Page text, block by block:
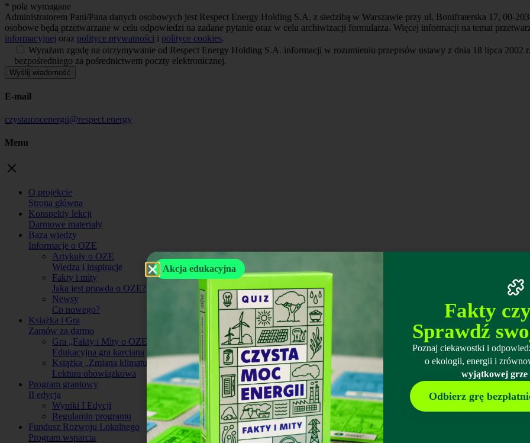
* pola wymagane
Administratorem Pani/Pana danych osobowych jest Respect Energy Holding S.A. z siedzibą w Warszawie przy ul. Bonifraterska 17, 00-
osobowe będą przetwarzane w celu odpowiedzi na zadane pytanie oraz w celu archiwizacji formularza. Więcej informacji na temat
informacyjnej oraz polityce prywatności i polityce cookies.
Wyrażam zgodę na otrzymywanie od Respect Energy Holding S.A. informacji w rozumieniu przepisów ustawy z dnia 18 lipca 2002
bezpośredniego za pośrednictwem poczty elektronicznej.
E-mail
czystamocenergii@respect.energy
Menu
O projekcie
Strona główna
Konspekty lekcji
Darmowe materiały
Baza wiedzy
Informacje o OZE
Artykuły o OZE
Wiedza i inspiracje
Fakty i mity
Jaka jest prawda o OZE?
Newsy
Co nowego?
Książka i Gra
Zamów za darmo
Gra „Fakty i Mity o OZE”
Edukacyjna gra karciana
Książka „Zmiana klimatu”
Lektura obowiązkowa
Program grantowy
II edycja
Wyniki I Edycji
Regulamin programu
Fundusz Rozwoju Lokalnego
Program wsparcia
Akcja edukacyjna
Fakty
Sprawdź
Poznaj ciekawostki i
o ekologii, energii i
wyjątkowej
Odbierz grę